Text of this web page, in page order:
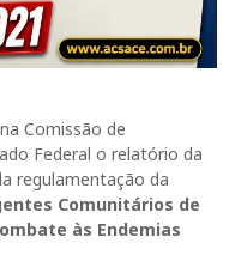
Comissão de
Federal o relatório da
regulamentação da
Comunitários de
às Endemias